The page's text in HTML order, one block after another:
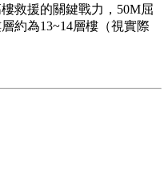
救援的關鍵戰力，50M屈
約為13~14層樓（視實際